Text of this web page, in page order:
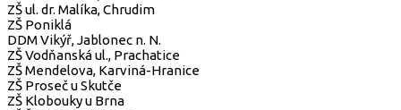
ZŠ ul. dr. Malíka, Chrudim
ZŠ Poniklá
DDM Vikýř, Jablonec n. N.
ZŠ Vodňanská ul., Prachatice
ZŠ Mendelova, Karviná-Hranice
ZŠ Proseč u Skutče
ZŠ Klobouky u Brna